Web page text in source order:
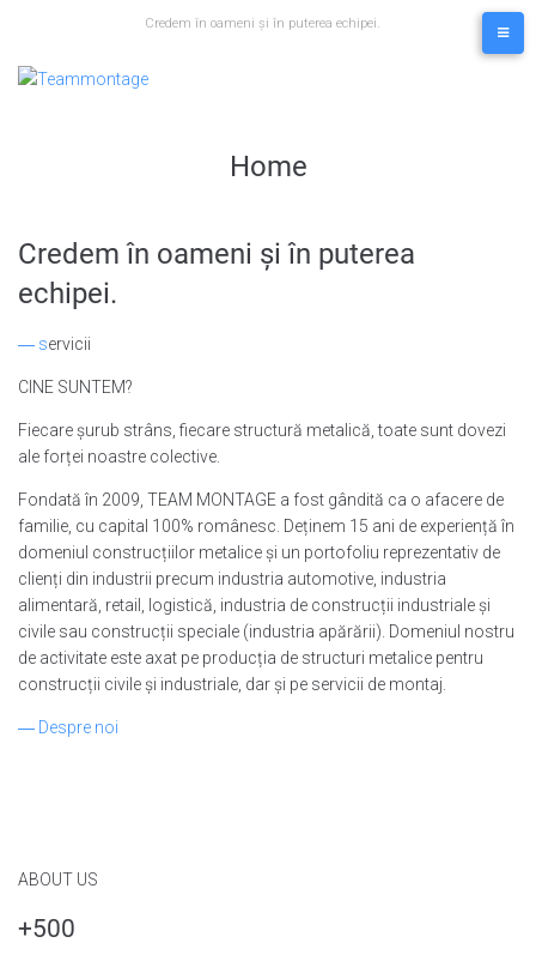
content
Credem în oameni și în puterea echipei.
Home
Credem în oameni și în puterea
echipei.
― servicii
CINE SUNTEM?
Fiecare șurub strâns, fiecare structură metalică, toate sunt dovezi
ale forței noastre colective.
Fondată în 2009, TEAM MONTAGE a fost gândită ca o afacere de
familie, cu capital 100% românesc. Deținem 15 ani de experiență în
domeniul construcțiilor metalice și un portofoliu reprezentativ de
clienți din industrii precum industria automotive, industria
alimentară, retail, logistică, industria de construcții industriale și
civile sau construcții speciale (industria apărării). Domeniul nostru
de activitate este axat pe producția de structuri metalice pentru
construcții civile și industriale, dar și pe servicii de montaj.
― Despre noi
ABOUT US
+500